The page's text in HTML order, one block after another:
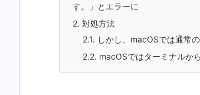
す。」とエラーに
2. 対処方法
2.1. しかし、macOSでは通常
2.2. macOSではターミナルか